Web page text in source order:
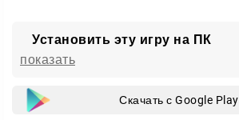
Установить эту игру на ПК
показать
Скачать с Google Play